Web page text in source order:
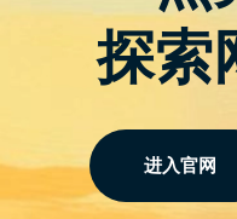
《电驭叛客
色、支线与主线
在玩家们的引颈期盼下 CD